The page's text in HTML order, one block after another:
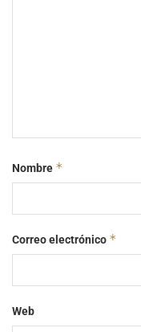
Nombre *
Correo electrónico *
Web